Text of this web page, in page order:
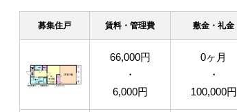
募集住戸 賃料・管理費 敷金・礼金
66,000円
・
6,000円
0ヶ月
・
100,000円